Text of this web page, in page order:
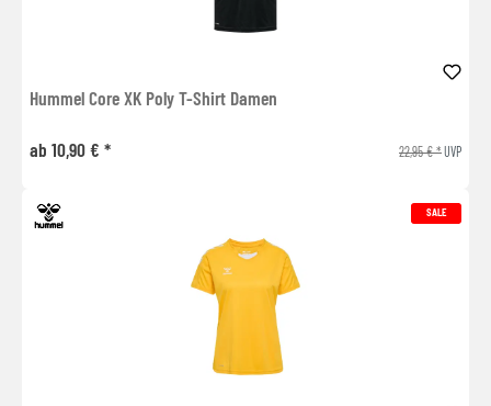
Hummel Core XK Poly T-Shirt Damen
ab 10,90 € * 22,95 € *UVP
SALE